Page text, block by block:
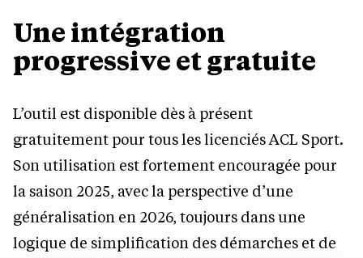
Une intégration
progressive et gratuite
L’outil est disponible dès à présent
gratuitement pour tous les licenciés ACL Sport.
Son utilisation est fortement encouragée pour
la saison 2025, avec la perspective d’une
généralisation en 2026, toujours dans une
logique de simplification des démarches et de